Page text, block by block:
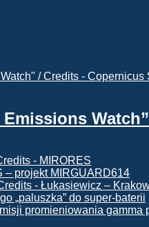
Watch”
– projekt MIRGUARD614
„paluszka” do super-baterii